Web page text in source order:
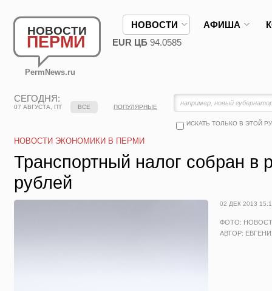
НОВОСТИ
ПЕРМИ
PermNews.ru
НОВОСТИ АФИША
EUR ЦБ 94.0585
СЕГОДНЯ:
07 АВГУСТА, ПТ
ИСКАТЬ ТОЛЬКО В ЭТОЙ
ВСЕ ПОПУЛЯРНЫЕ
НОВОСТИ ЭКОНОМИКИ В ПЕРМИ
Транспортный налог собран в
рублей
02 ДЕК 2013
ФОТО:
АВТОР: